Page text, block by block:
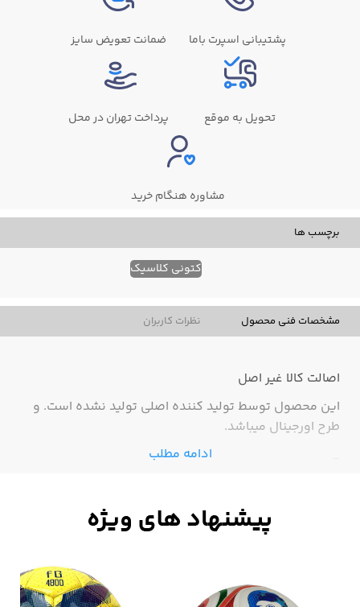
پشتیبانی اسپرت باما ضمانت تعویض سایز
تحویل به موقع پرداخت تهران در محل
مشاوره هنگام خرید
برچسب ها
کتونی کلاسیک
مشخصات فنی محصول نظرات کاربران
اصالت کالا غیر اصل
این محصول توسط تولید کننده اصلی تولید نشده است. و
طرح اورجینال میباشد.
نقدی بررسی اجمالی کتونی نایک
ادامه مطلب